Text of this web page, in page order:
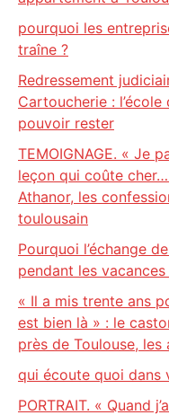
pourquoi les
traîne ?
Redressement
Cartoucherie :
pouvoir rester
TEMOIGNAGE. « Je
leçon qui coûte
Athanor, les
toulousain
Pourquoi l’échange
pendant les vacances
« Il a mis trente ans
est bien là » : le
près de Toulouse,
qui écoute quoi dans
PORTRAIT. « Quand